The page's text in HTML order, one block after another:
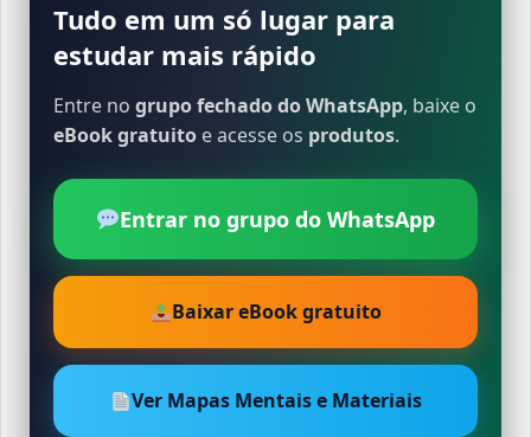
Tudo em um só lugar para
estudar mais rápido
Entre no grupo fechado do WhatsApp, baixe o
eBook gratuito e acesse os produtos.
Entrar no grupo do WhatsApp
Baixar eBook gratuito
Ver Mapas Mentais e Materiais